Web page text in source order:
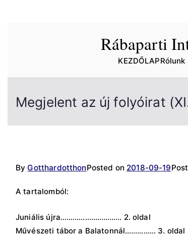
Rábaparti
KEZDŐLAPRólunk
Megjelent az új folyóirat
ByGotthardotthonPosted on 2018-09-19
A tartalomból:
Juniális újra………………………… 2. oldal
Művészeti tábor a Balatonnál…………… 3. oldal